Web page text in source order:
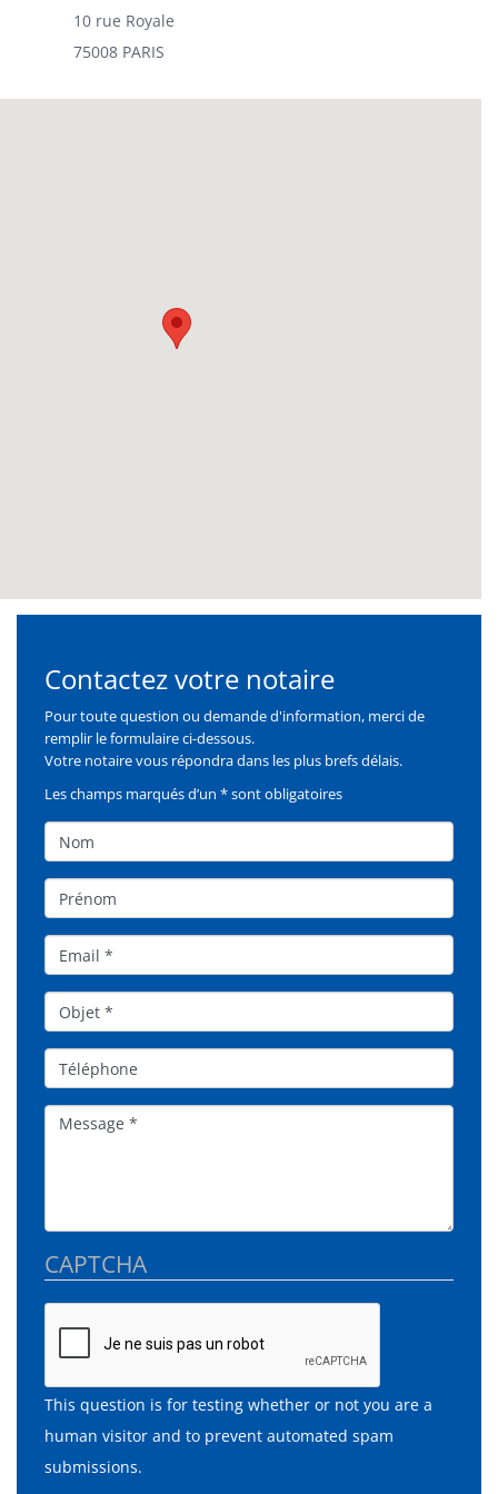
10 rue Royale
75008 PARIS
Formulaire
Contactez votre notaire
Pour toute question ou demande d'information, merci de
remplir le formulaire ci-dessous.
Votre notaire vous répondra dans les plus brefs délais.
Les champs marqués d’un * sont obligatoires
Nom
Prénom
Email
Objet*
Téléphone
Message
CAPTCHA
This question is for testing whether or not you are a
human visitor and to prevent automated spam
submissions.